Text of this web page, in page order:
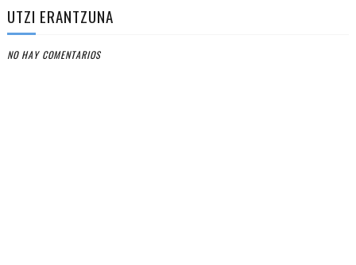
UTZI ERANTZUNA
NO HAY COMENTARIOS